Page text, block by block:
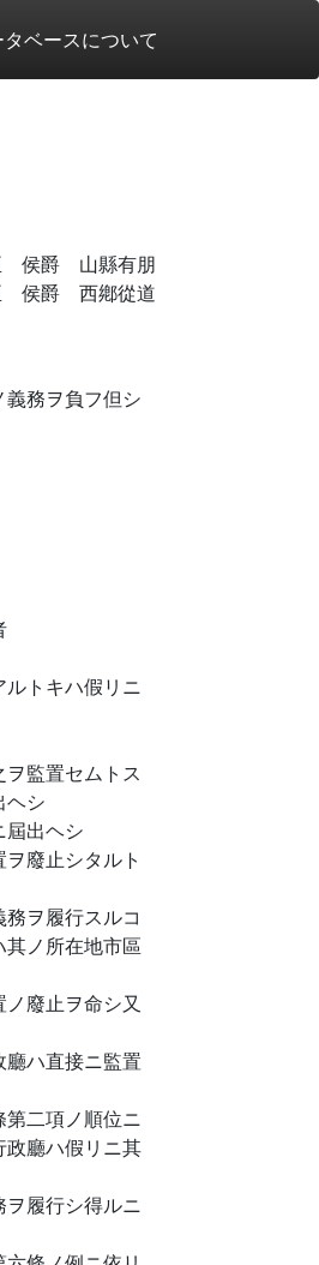
ベースについて
侯爵 山縣有朋
侯爵 西鄕從道
務ヲ負フ但シ
トキハ假リニ
監置セムトス
ヘシ
出ヘシ
廢止シタルト
ヲ履行スルコ
ノ所在地市區
廢止ヲ命シ又
ハ直接ニ監置
二項ノ順位ニ
廳ハ假リニ其
履行シ得ルニ